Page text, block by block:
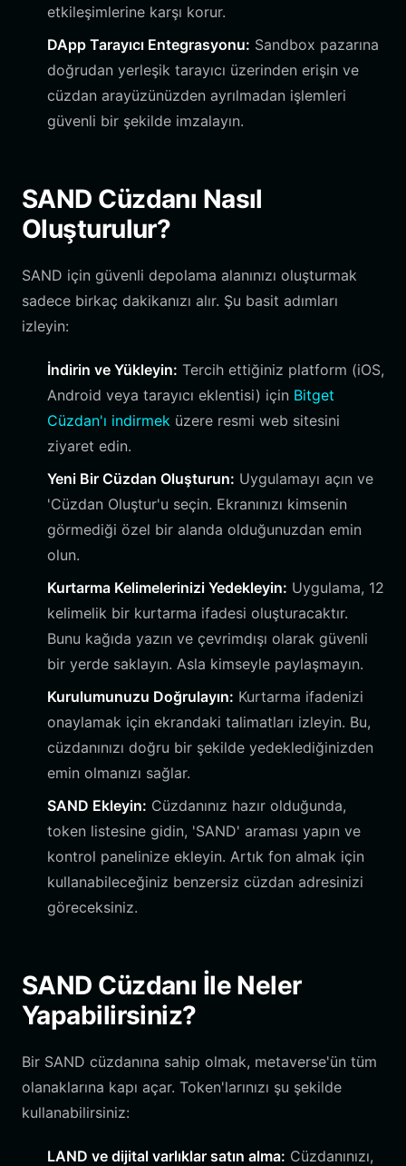
etkileşimlerine karşı korur.
DApp Tarayıcı Entegrasyonu: Sandbox pazarına
doğrudan yerleşik tarayıcı üzerinden erişin ve
cüzdan arayüzünüzden ayrılmadan işlemleri
güvenli bir şekilde imzalayın.
SAND Cüzdanı Nasıl
Oluşturulur?
SAND için güvenli depolama alanınızı oluşturmak
sadece birkaç dakikanızı alır. Şu basit adımları
izleyin:
İndirin ve Yükleyin: Tercih ettiğiniz platform (iOS,
Android veya tarayıcı eklentisi) için Bitget
Cüzdan'ı indirmek üzere resmi web sitesini
ziyaret edin.
Yeni Bir Cüzdan Oluşturun: Uygulamayı açın ve
'Cüzdan Oluştur'u seçin. Ekranınızı kimsenin
görmediği özel bir alanda olduğunuzdan emin
olun.
Kurtarma Kelimelerinizi Yedekleyin: Uygulama, 12
kelimelik bir kurtarma ifadesi oluşturacaktır.
Bunu kağıda yazın ve çevrimdışı olarak güvenli
bir yerde saklayın. Asla kimseyle paylaşmayın.
Kurulumunuzu Doğrulayın: Kurtarma ifadenizi
onaylamak için ekrandaki talimatları izleyin. Bu,
cüzdanınızı doğru bir şekilde yedeklediğinizden
emin olmanızı sağlar.
SAND Ekleyin: Cüzdanınız hazır olduğunda,
token listesine gidin, 'SAND' araması yapın ve
kontrol panelinize ekleyin. Artık fon almak için
kullanabileceğiniz benzersiz cüzdan adresinizi
göreceksiniz.
SAND Cüzdanı İle Neler
Yapabilirsiniz?
Bir SAND cüzdanına sahip olmak, metaverse'ün tüm
olanaklarına kapı açar. Token'larınızı şu şekilde
kullanabilirsiniz:
LAND ve dijital varlıklar satın alma: Cüzdanınızı,